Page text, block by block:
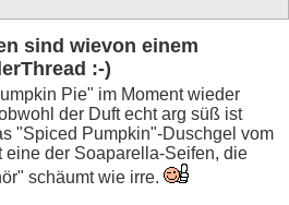
sind wievon einem
:-)
Pie" im Moment wieder
der Duft echt arg süß ist
"Spiced Pumpkin"-Duschgel vom
eine der Soaparella-Seifen, die
schäumt wie irre.